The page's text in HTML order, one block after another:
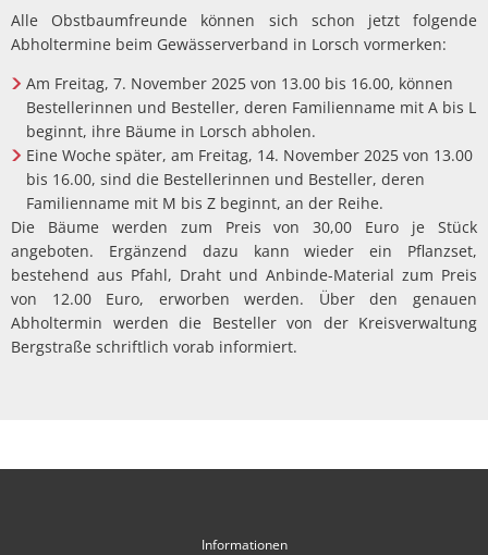
Alle Obstbaumfreunde können sich schon jetzt folgende
Abholtermine beim Gewässerverband in Lorsch vormerken:
Am Freitag, 7. November 2025 von 13.00 bis 16.00, können
Bestellerinnen und Besteller, deren Familienname mit A bis L
beginnt, ihre Bäume in Lorsch abholen.
Eine Woche später, am Freitag, 14. November 2025 von 13.00
bis 16.00, sind die Bestellerinnen und Besteller, deren
Familienname mit M bis Z beginnt, an der Reihe.
Die Bäume werden zum Preis von 30,00 Euro je Stück
angeboten. Ergänzend dazu kann wieder ein Pflanzset,
bestehend aus Pfahl, Draht und Anbinde-Material zum Preis
von 12.00 Euro, erworben werden. Über den genauen
Abholtermin werden die Besteller von der Kreisverwaltung
Bergstraße schriftlich vorab informiert.
Informationen